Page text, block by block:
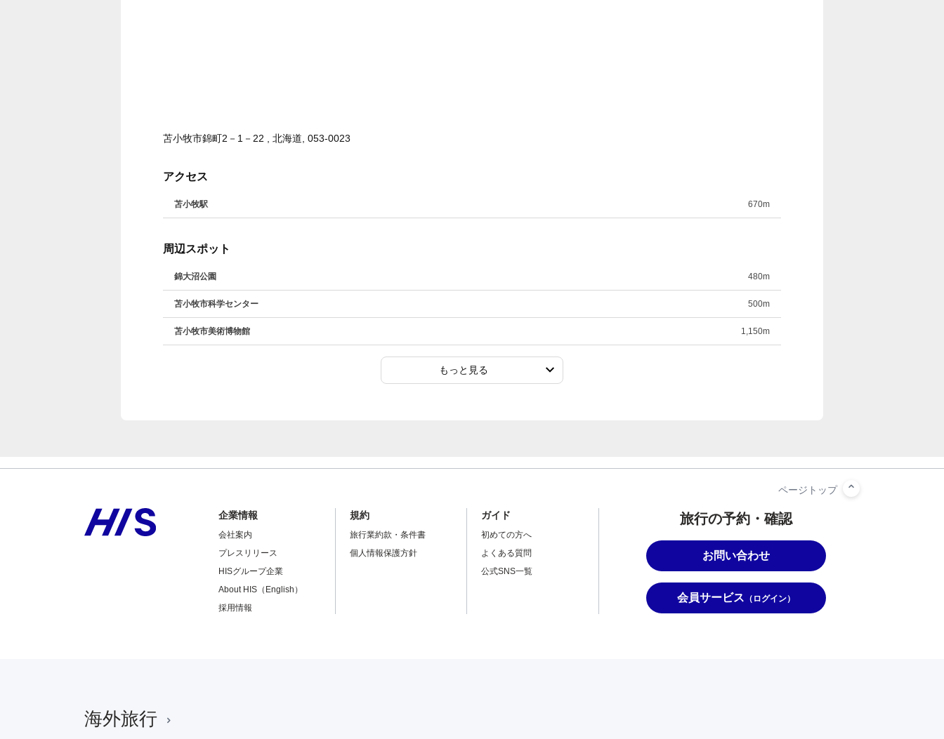
苫小牧市錦町2－1－22 , 北海道, 053-0023
アクセス
苫小牧駅 670m
周辺スポット
錦大沼公園 480m
苫小牧市科学センター 500m
苫小牧市美術博物館 1,150m
もっと見る
旅行の予約・確認
お問い合わせ
会員サービス （ログイン）
企業情報
会社案内
プレスリリース
HISグループ企業
About HIS（English）
採用情報
規約
旅行業約款・条件書
個人情報保護方針
ガイド
初めての方へ
よくある質問
公式SNS一覧
海外旅行